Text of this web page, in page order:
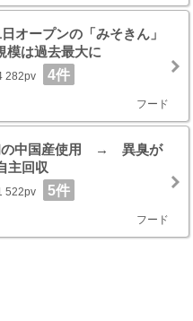
オープンの「みそきん」
は過去最大に
282pv 4件
フード
の中国産使用 → 異臭が
主回収
522pv 5件
フード